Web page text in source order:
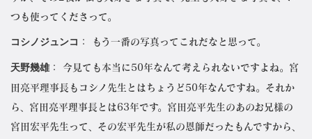
つも使ってくださって。
コシノジュンコ ： もう一番の写真ってこれだなと思って。
天野幾雄： 今見ても本当に50年なんて考えられないですよね。宮
田亮平理事長もコシノ先生とはちょうど50年なんですね。それか
ら、宮田亮平理事長とは63年です。宮田亮平先生のあのお兄様の
宮田宏平先生って、その宏平先生が私の恩師だったもんですから、